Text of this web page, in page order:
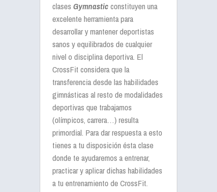
clases Gymnasticconstituyen una
excelente herramienta para
desarrollar y mantener deportistas
sanos y equilibrados de cualquier
nivel o disciplina deportiva. El
CrossFit considera que la
transferencia desde las habilidades
gimnásticas al resto de modalidades
deportivas que trabajamos
(olímpicos, carrera…) resulta
primordial. Para dar respuesta a esto
tienes a tu disposición ésta clase
donde te ayudaremos a entrenar,
practicar y aplicar dichas habilidades
a tu entrenamiento de CrossFit.